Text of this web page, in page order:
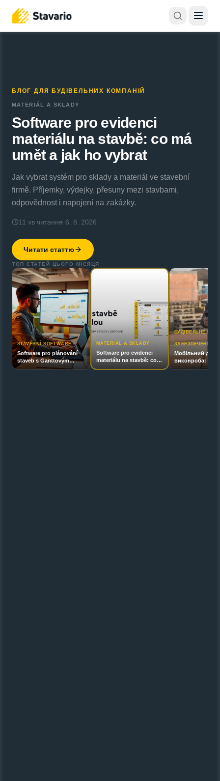
БЛОГ ДЛЯ БУДІВЕЛЬНИХ КОМПАНІЙ
MATERIÁL A SKLADY
Software pro evidenci
materiálu na stavbě: co má
umět a jak ho vybrat
Jak vybrat systém pro sklady a materiál ve stavební
firmě. Příjemky, výdejky, přesuny mezi stavbami,
odpovědnost i napojení na zakázky.
11 хв читання·6. 8. 2026
Читати статтю
ТОП СТАТЕЙ ЦЬОГО МІСЯЦЯ
STAVEBNÍ SOFTWARE
Software pro plánování
staveb s Ganttovým
diagramem: srovnání
MATERIÁL A SKLADY
Software pro evidenci
materiálu na stavbě: co
БУДІВЕЛЬНЕ
ЗАБЕЗПЕЧЕННЯ
Мобільний
виконроба: що має
працювати